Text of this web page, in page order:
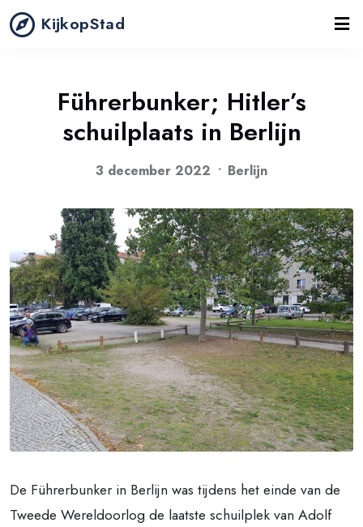
KijkopStad
Führerbunker; Hitler’s
schuilplaats in Berlijn
3 december 2022 Berlijn
De Führerbunker in Berlijn was tijdens het einde van de
Tweede Wereldoorlog de laatste schuilplek van Adolf